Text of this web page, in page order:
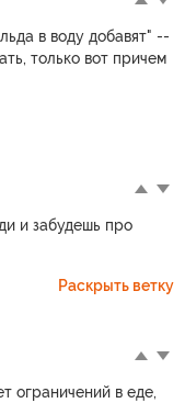
в воду добавят" --
только вот причем
и забудешь про
Раскрыть ветку
ограничений в еде,